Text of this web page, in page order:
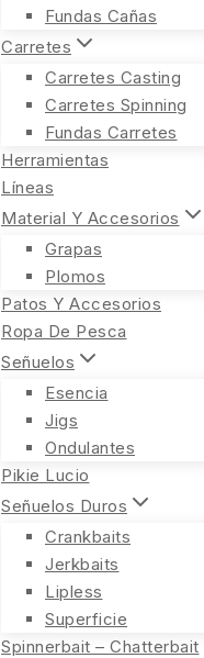
Fundas Cañas
Carretes
Carretes Casting
Carretes Spinning
Fundas Carretes
Herramientas
Líneas
Material Y Accesorios
Grapas
Plomos
Patos Y Accesorios
Ropa De Pesca
Señuelos
Esencia
Jigs
Ondulantes
Pikie Lucio
Señuelos Duros
Crankbaits
Jerkbaits
Lipless
Superficie
Spinnerbait – Chatterbait